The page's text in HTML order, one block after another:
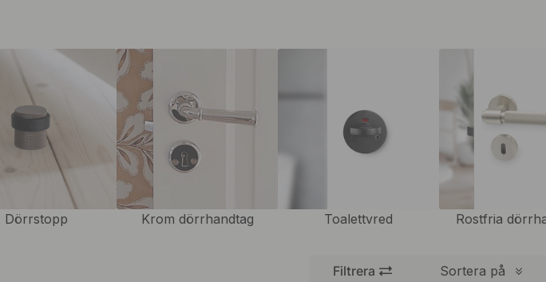
Dörrstopp Krom dörrhandtag Toalettvred Rostfria
Sortera på
Filtrera